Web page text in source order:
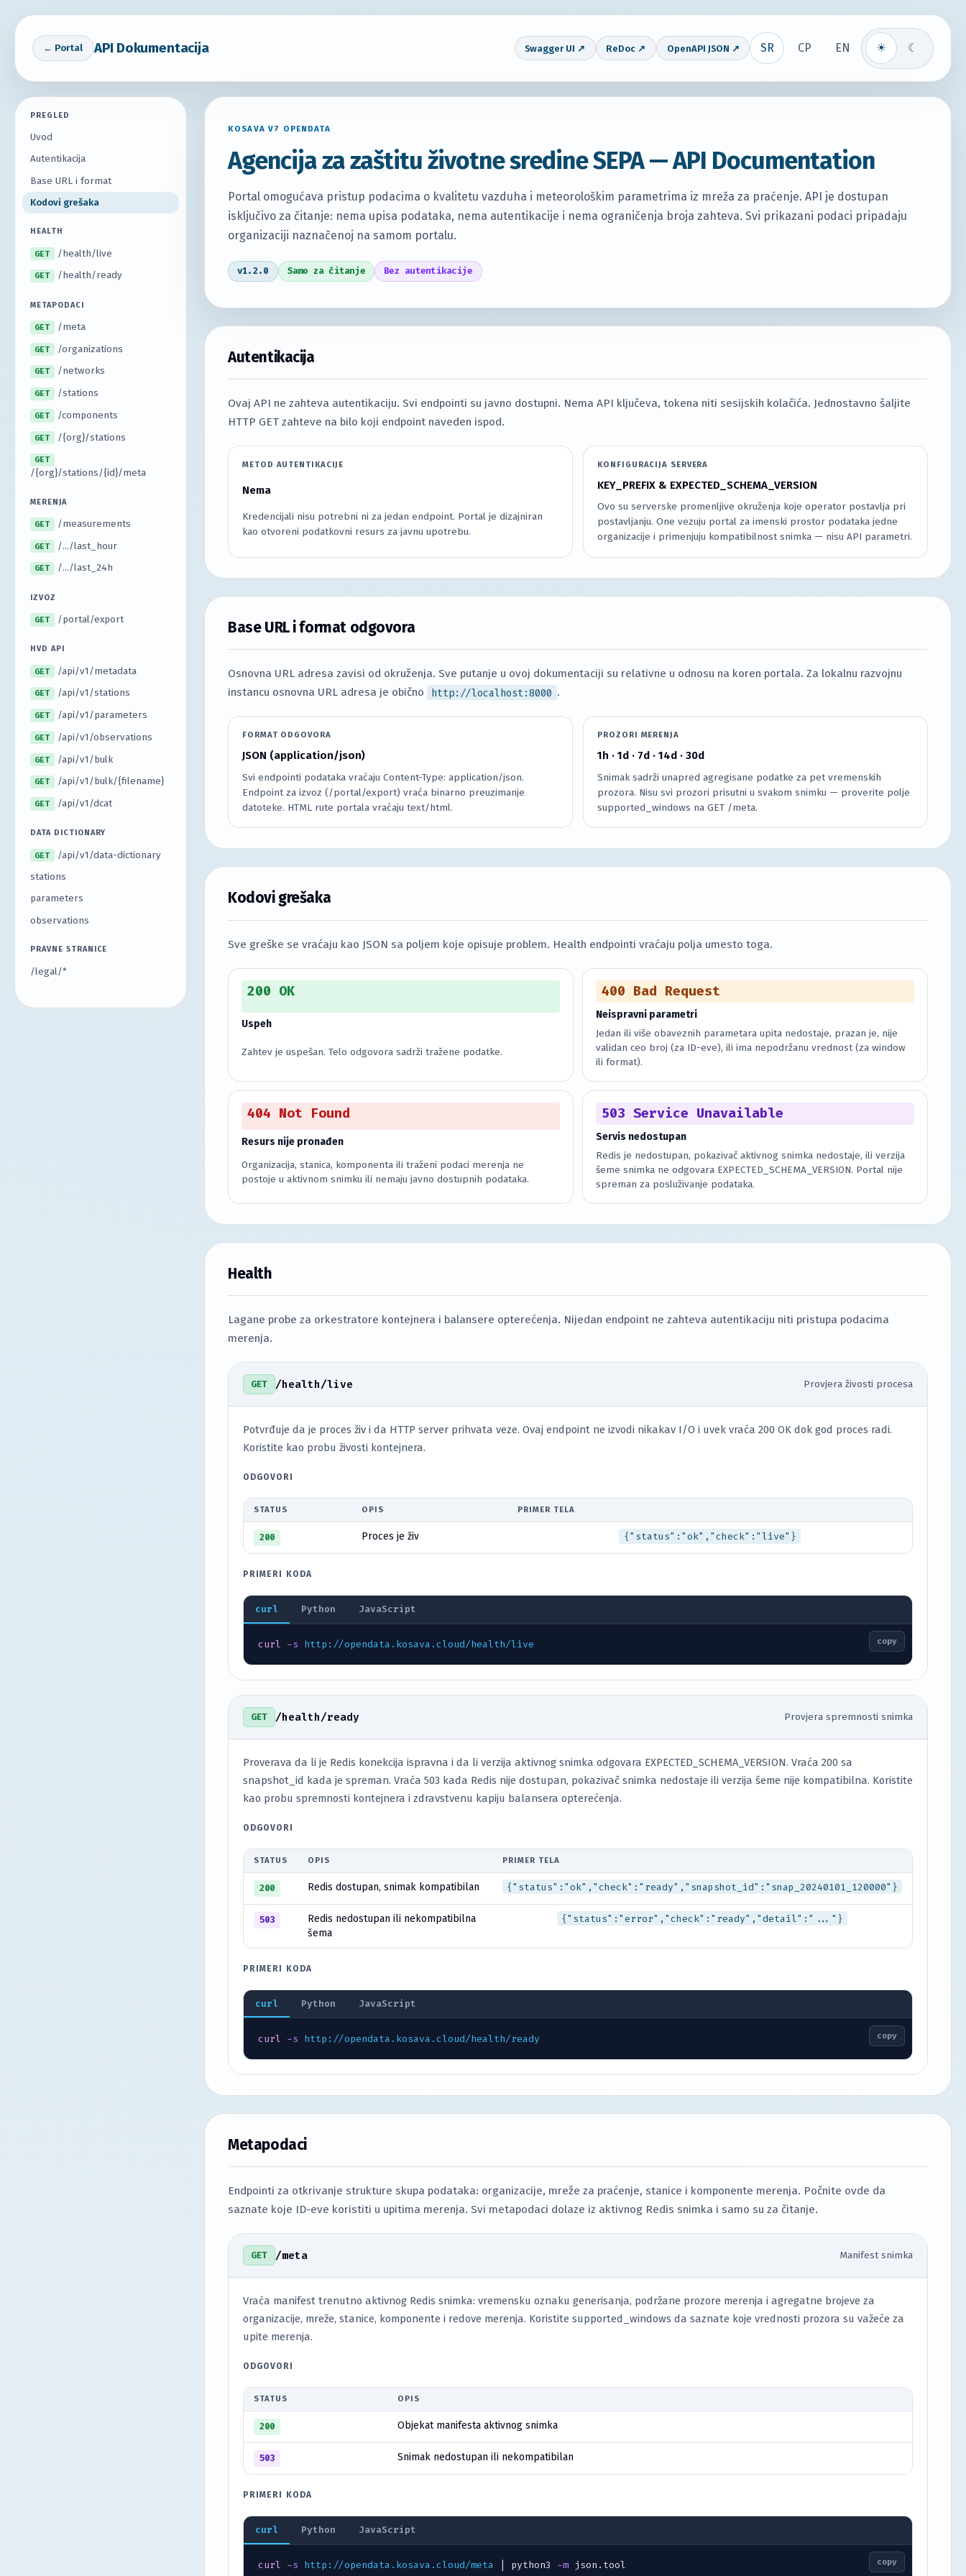
← Portal API Dokumentacija Swagger UI ↗ ReDoc ↗ OpenAPI JSON ↗ SR СР EN ☀ ☾
PREGLED
Uvod
Autentikacija
Base URL i format
Kodovi grešaka
HEALTH
GET /health/live
GET /health/ready
METAPODACI
GET /meta
GET /organizations
GET /networks
GET /stations
GET /components
GET /{org}/stations
GET
/{org}/stations/{id}/meta
MERENJA
GET /measurements
GET /.../last_hour
GET /.../last_24h
IZVOZ
GET /portal/export
HVD API
GET /api/v1/metadata
GET /api/v1/stations
GET /api/v1/parameters
GET /api/v1/observations
GET /api/v1/bulk
GET /api/v1/bulk/{filename}
GET /api/v1/dcat
DATA DICTIONARY
GET
/api/v1/data-dictionary
stations
parameters
observations
PRAVNE STRANICE
/legal/*
KOSAVA V7 OPENDATA
Agencija za zaštitu životne sredine SEPA — API Documentation
Portal omogućava pristup podacima o kvalitetu vazduha i meteorološkim parametrima iz mreža za praćenje. API je dostupan
isključivo za čitanje: nema upisa podataka, nema autentikacije i nema ograničenja broja zahteva. Svi prikazani podaci pripadaju
organizaciji naznačenoj na samom portalu.
v1.2.0 Samo za čitanje Bez autentikacije
Autentikacija
Ovaj API ne zahteva autentikaciju. Svi endpointi su javno dostupni. Nema API ključeva, tokena niti sesijskih kolačića. Jednostavno šaljite
HTTP GET zahteve na bilo koji endpoint naveden ispod.
METOD AUTENTIKACIJE
Nema
Kredencijali nisu potrebni ni za jedan endpoint. Portal je dizajniran
kao otvoreni podatkovni resurs za javnu upotrebu.
KONFIGURACIJA SERVERA
KEY_PREFIX & EXPECTED_SCHEMA_VERSION
Ovo su serverske promenljive okruženja koje operator postavlja pri
postavljanju. One vezuju portal za imenski prostor podataka jedne
organizacije i primenjuju kompatibilnost snimka — nisu API parametri.
Base URL i format odgovora
Osnovna URL adresa zavisi od okruženja. Sve putanje u ovoj dokumentaciji su relativne u odnosu na koren portala. Za lokalnu razvojnu
instancu osnovna URL adresa je obično
http://localhost:8000 .
FORMAT ODGOVORA
JSON (application/json)
Svi endpointi podataka vraćaju Content-Type: application/json.
Endpoint za izvoz (/portal/export) vraća binarno preuzimanje
datoteke. HTML rute portala vraćaju text/html.
PROZORI MERENJA
1h · 1d · 7d · 14d · 30d
Snimak sadrži unapred agregisane podatke za pet vremenskih
prozora. Nisu svi prozori prisutni u svakom snimku — proverite polje
supported_windows na GET /meta.
Kodovi grešaka
Sve greške se vraćaju kao JSON sa poljem koje opisuje problem. Health endpointi vraćaju polja umesto toga.
200 OK
Uspeh
Zahtev je uspešan. Telo odgovora sadrži tražene podatke.
400 Bad Request
Neispravni parametri
Jedan ili više obaveznih parametara upita nedostaje, prazan je, nije
validan ceo broj (za ID-eve), ili ima nepodržanu vrednost (za window
ili format).
404 Not Found
Resurs nije pronađen
Organizacija, stanica, komponenta ili traženi podaci merenja ne
postoje u aktivnom snimku ili nemaju javno dostupnih podataka.
503 Service Unavailable
Servis nedostupan
Redis je nedostupan, pokazivač aktivnog snimka nedostaje, ili verzija
šeme snimka ne odgovara EXPECTED_SCHEMA_VERSION. Portal nije
spreman za posluživanje podataka.
Health
Lagane probe za orkestratore kontejnera i balansere opterećenja. Nijedan endpoint ne zahteva autentikaciju niti pristupa podacima
merenja.
GET /health/live Provjera živosti procesa
Potvrđuje da je proces živ i da HTTP server prihvata veze. Ovaj endpoint ne izvodi nikakav I/O i uvek vraća 200 OK dok god proces radi.
Koristite kao probu živosti kontejnera.
ODGOVORI
STATUS OPIS PRIMER TELA
200 Proces je živ {"status":"ok","check":"live"}
PRIMERI KODA
curl Python JavaScript
copy
curl -s http://opendata.kosava.cloud/health/live
GET /health/ready Provjera spremnosti snimka
Proverava da li je Redis konekcija ispravna i da li verzija aktivnog snimka odgovara EXPECTED_SCHEMA_VERSION. Vraća 200 sa
snapshot_id kada je spreman. Vraća 503 kada Redis nije dostupan, pokazivač snimka nedostaje ili verzija šeme nije kompatibilna. Koristite
kao probu spremnosti kontejnera i zdravstvenu kapiju balansera opterećenja.
ODGOVORI
STATUS OPIS PRIMER TELA
200 Redis dostupan, snimak kompatibilan {"status":"ok","check":"ready","snapshot_id":"snap_20240101_120000"}
503
Redis nedostupan ili nekompatibilna
šema
{"status":"error","check":"ready","detail":"..."}
PRIMERI KODA
curl Python JavaScript
copy
curl -s http://opendata.kosava.cloud/health/ready
Metapodaci
Endpointi za otkrivanje strukture skupa podataka: organizacije, mreže za praćenje, stanice i komponente merenja. Počnite ovde da
saznate koje ID-eve koristiti u upitima merenja. Svi metapodaci dolaze iz aktivnog Redis snimka i samo su za čitanje.
GET /meta Manifest snimka
Vraća manifest trenutno aktivnog Redis snimka: vremensku oznaku generisanja, podržane prozore merenja i agregatne brojeve za
organizacije, mreže, stanice, komponente i redove merenja. Koristite supported_windows da saznate koje vrednosti prozora su važeće za
upite merenja.
ODGOVORI
STATUS OPIS
200 Objekat manifesta aktivnog snimka
503 Snimak nedostupan ili nekompatibilan
PRIMERI KODA
curl Python JavaScript
copy
curl -s http://opendata.kosava.cloud/meta | python3 -m json.tool